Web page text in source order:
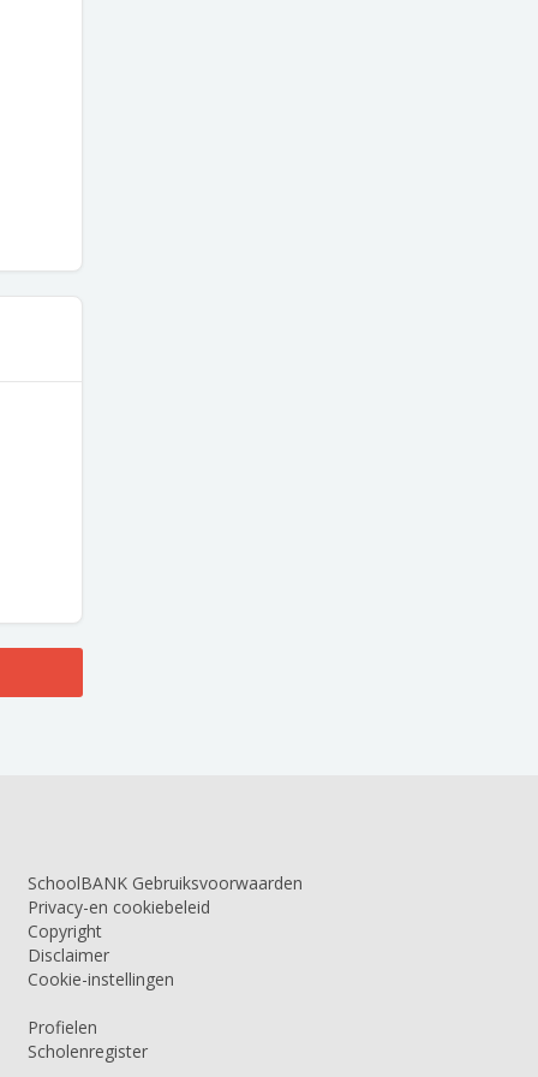
SchoolBANK Gebruiksvoorwaarden
Privacy-en cookiebeleid
Copyright
Disclaimer
Cookie-instellingen
Profielen
Scholenregister